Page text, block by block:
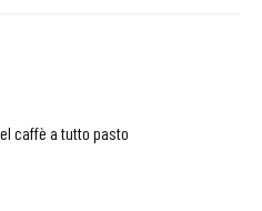
caffè a tutto pasto